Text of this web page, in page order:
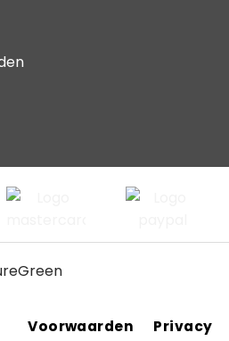
Voorwaarden Privacy